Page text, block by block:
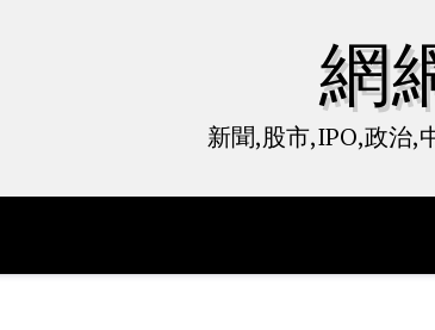
網
新聞,股市,IPO,政治,